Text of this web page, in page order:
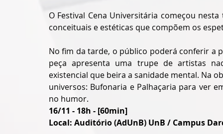
O Festival Cena Universitária começou
conceituais e estéticas que compõem os
No fim da tarde, o público poderá conferir a
peça apresenta uma trupe de artistas
existencial que beira a sanidade mental. Na
universos: Bufonaria e Palhaçaria para ver
no humor.
16/11 - 18h - [60min]
Local: Auditório (AdUnB) UnB / Campus